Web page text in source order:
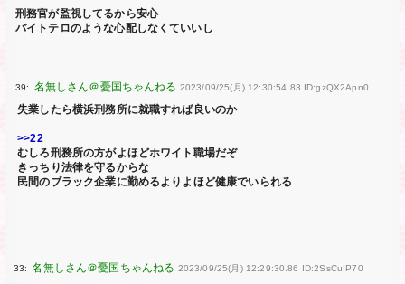
刑務官が監視してるから安心
バイトテロのような心配しなくていいし
39: 2023/09/25(月) 12:30:54.83 ID:gzQX2Apn0
失業したら横浜刑務所に就職すれば良いのか
>>22
むしろ刑務所の方がよほどホワイト職場だぞ
きっちり法律を守るからな
民間のブラック企業に勤めるよりよほど健康でいられる
33: 2023/09/25(月) 12:29:30.86 ID:2SsCuIP70